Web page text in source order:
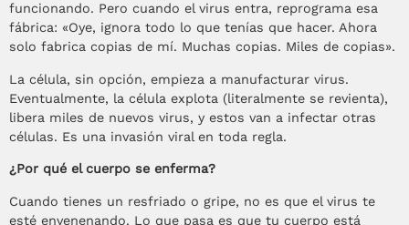
funcionando. Pero cuando el virus entra, reprograma esa
fábrica: «Oye, ignora todo lo que tenías que hacer. Ahora
solo fabrica copias de mí. Muchas copias. Miles de copias».
La célula, sin opción, empieza a manufacturar virus.
Eventualmente, la célula explota (literalmente se revienta),
libera miles de nuevos virus, y estos van a infectar otras
células. Es una invasión viral en toda regla.
¿Por qué el cuerpo se enferma?
Cuando tienes un resfriado o gripe, no es que el virus te
esté envenenando. Lo que pasa es que tu cuerpo está